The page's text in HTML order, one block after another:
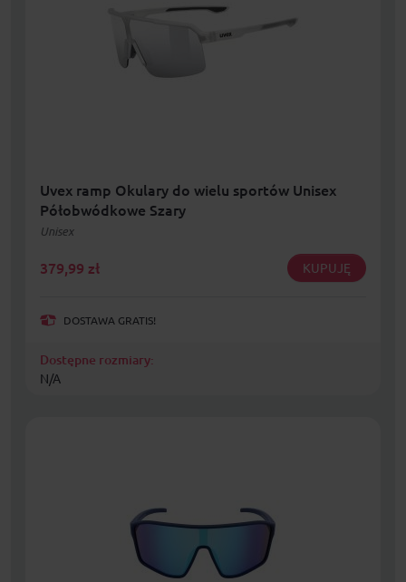
Uvex ramp Okulary do wielu sportów Unisex
Półobwódkowe Szary
Unisex
379,99 zł KUPUJĘ
DOSTAWA GRATIS!
Dostępne rozmiary:
N/A